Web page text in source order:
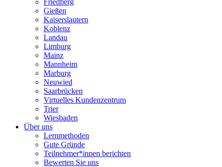
Friedberg
Gießen
Kaiserslautern
Koblenz
Landau
Limburg
Mainz
Mannheim
Marburg
Neuwied
Saarbrücken
Virtuelles Kundenzentrum
Trier
Wiesbaden
Über uns
Lernmethoden
Gute Gründe
Teilnehmer*innen berichten
Bewerten Sie uns